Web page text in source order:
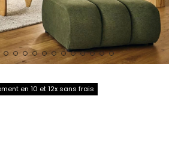
en 10 et 12x sans frais